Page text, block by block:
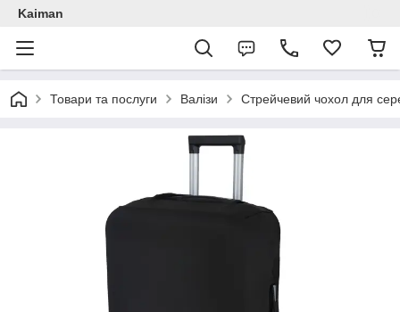
Kaiman
Товари та послуги Валізи Стрейчевий чохол для